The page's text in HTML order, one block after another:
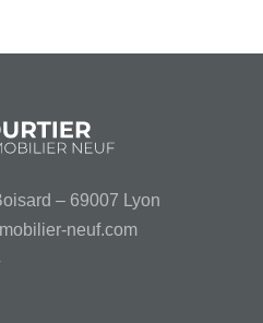
– 69007 Lyon
neuf.com